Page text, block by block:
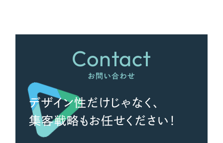
Contact
お問い合わせ
デザイン性だけじゃなく、
集客戦略もお任せください！